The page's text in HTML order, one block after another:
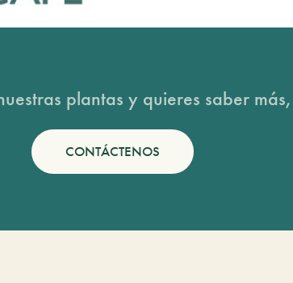
plantas y quieres saber
CONTÁCTENOS